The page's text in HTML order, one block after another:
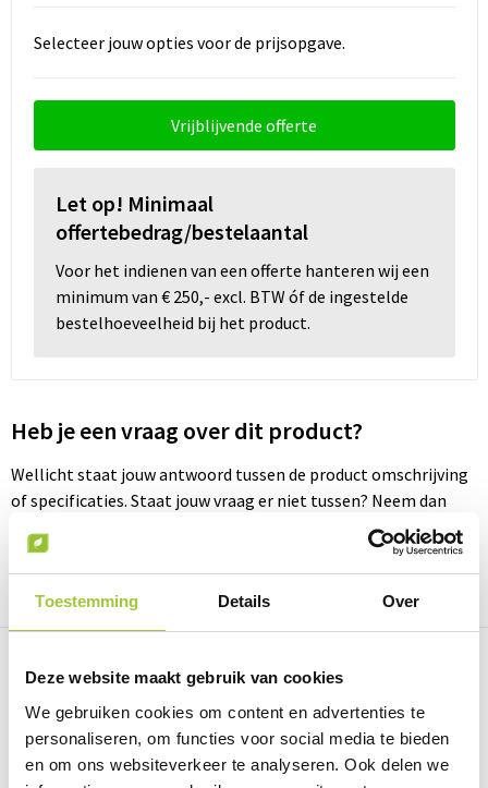
Toestemming Details Over
Deze website maakt gebruik van cookies
We gebruiken cookies om content en advertenties te
personaliseren, om functies voor social media te bieden
en om ons websiteverkeer te analyseren. Ook delen we
Selecteer jouw opties voor de prijsopgave.
Vrijblijvende offerte
Let op! Minimaal
offertebedrag/bestelaantal
Voor het indienen van een offerte hanteren wij een
minimum van € 250,- excl. BTW óf de ingestelde
bestelhoeveelheid bij het product.
Heb je een vraag over dit product?
Wellicht staat jouw antwoord tussen de product omschrijving
of specificaties. Staat jouw vraag er niet tussen? Neem dan
Neem contact met ons op
Prijsinformatie